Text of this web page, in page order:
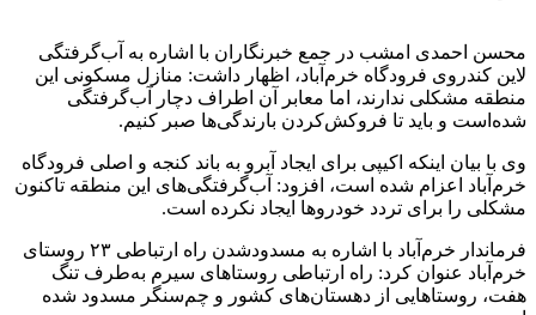
محسن احمدی امشب در جمع خبرنگاران با اشاره به آب‌گرفتگی
لاین کندروی فرودگاه خرم‌آباد، اظهار داشت: منازل مسکونی این
منطقه مشکلی ندارند، اما معابر آن اطراف دچار آب‌گرفتگی
شده‌است و باید تا فروکش‌کردن بارندگی‌ها صبر کنیم.
وی با بیان اینکه اکیپی برای ایجاد آبرو به باند کنجه و اصلی فرودگاه
خرم‌آباد اعزام شده است، افزود: آب‌گرفتگی‌های این منطقه تاکنون
مشکلی را برای تردد خودرو‌ها ایجاد نکرده است.
فرماندار خرم‌آباد با اشاره به مسدودشدن راه ارتباطی ۲۳ روستای
خرم‌آباد عنوان کرد: راه ارتباطی روستا‌های سیرم به‌طرف تنگ
هفت، روستا‌هایی از دهستان‌های کشور و چم‌سنگر مسدود شده